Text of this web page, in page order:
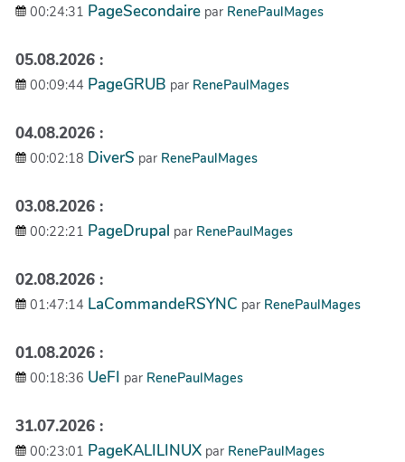
00:24:31 PageSecondaire par RenePaulMages
05.08.2026 :
00:09:44 PageGRUB par RenePaulMages
04.08.2026 :
00:02:18 DiverS par RenePaulMages
03.08.2026 :
00:22:21 PageDrupal par RenePaulMages
02.08.2026 :
01:47:14 LaCommandeRSYNC par RenePaulMages
01.08.2026 :
00:18:36 UeFI par RenePaulMages
31.07.2026 :
00:23:01 PageKALILINUX par RenePaulMages